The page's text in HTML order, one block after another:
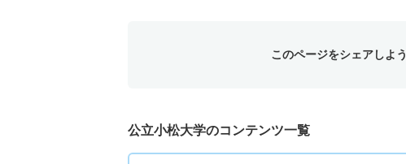
このページをシェアしよう
公立小松大学のコンテンツ一覧